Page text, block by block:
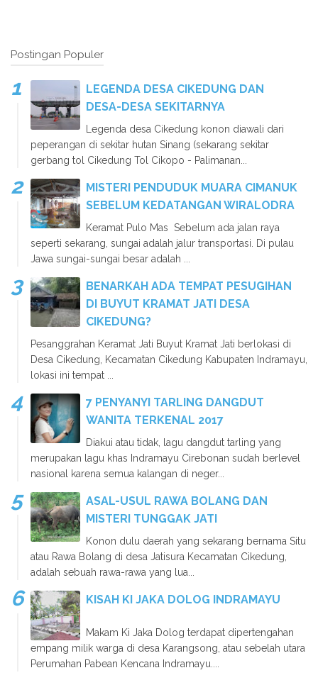
Postingan Populer
LEGENDA DESA CIKEDUNG DAN
DESA-DESA SEKITARNYA
Legenda desa Cikedung konon diawali dari
peperangan di sekitar hutan Sinang (sekarang sekitar
gerbang tol Cikedung Tol Cikopo - Palimanan...
MISTERI PENDUDUK MUARA CIMANUK
SEBELUM KEDATANGAN WIRALODRA
Keramat Pulo Mas Sebelum ada jalan raya
seperti sekarang, sungai adalah jalur transportasi. Di pulau
Jawa sungai-sungai besar adalah ...
BENARKAH ADA TEMPAT PESUGIHAN
DI BUYUT KRAMAT JATI DESA
CIKEDUNG?
Pesanggrahan Keramat Jati Buyut Kramat Jati berlokasi di
Desa Cikedung, Kecamatan Cikedung Kabupaten Indramayu,
lokasi ini tempat ...
7 PENYANYI TARLING DANGDUT
WANITA TERKENAL 2017
Diakui atau tidak, lagu dangdut tarling yang
merupakan lagu khas Indramayu Cirebonan sudah berlevel
nasional karena semua kalangan di neger...
ASAL-USUL RAWA BOLANG DAN
MISTERI TUNGGAK JATI
Konon dulu daerah yang sekarang bernama Situ
atau Rawa Bolang di desa Jatisura Kecamatan Cikedung,
adalah sebuah rawa-rawa yang lua...
KISAH KI JAKA DOLOG INDRAMAYU
Makam Ki Jaka Dolog terdapat dipertengahan
empang milik warga di desa Karangsong, atau sebelah utara
Perumahan Pabean Kencana Indramayu....